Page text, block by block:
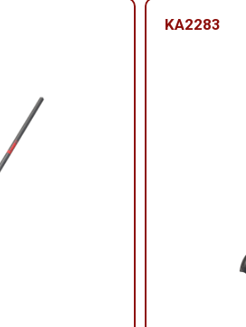
KA2283